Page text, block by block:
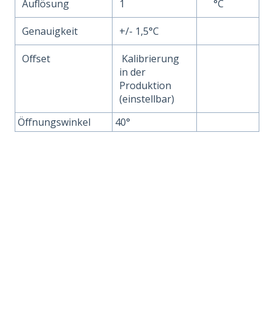
Auflösung 1 °C
Genauigkeit +/- 1,5°C
Offset
Kalibrierung
in der
Produktion
(einstellbar)
Öffnungswinkel
40°